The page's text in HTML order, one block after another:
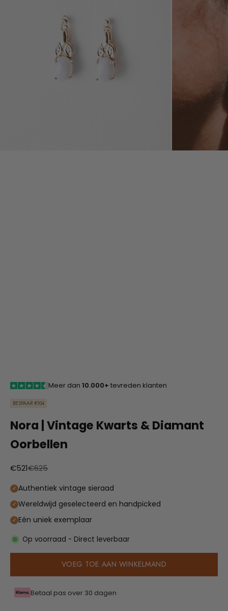
Meer dan 10.000+ tevreden klanten
BESPAAR €104
Nora | Vintage Kwarts & Diamant
Oorbellen
Aanbiedingsprijs
€521Normale prijs
€625
Authentiek vintage sieraad
Wereldwijd geselecteerd en handpicked
Eén uniek exemplaar
Op voorraad - Direct leverbaar
VOEG TOE AAN WINKELMAND
Betaal pas over 30 dagen